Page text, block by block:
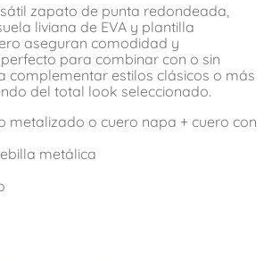
zapato de punta redondeada,
liviana de EVA y plantilla
aseguran comodidad y
para combinar con o sin
complementar estilos clásicos o más
del total look seleccionado.
metalizado o cuero napa + cuero con
metálica